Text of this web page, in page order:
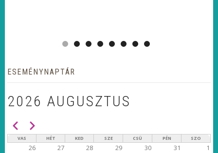
ESEMÉNYNAPTÁR
2026 AUGUSZTUS
OLDALSZÁMOZÁS
Előző Következő
VAS HÉT KED SZE CSÜ PÉN SZO
26 27 28 29 30 31
1